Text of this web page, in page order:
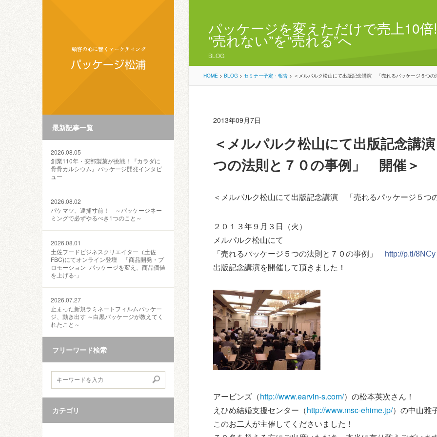
最新記事一覧
2026.08.05
創業110年・安部製菓が挑戦！『カラダに
骨骨カルシウム』パッケージ開発インタビ
ュー
2026.08.02
パケマツ、逮捕寸前！ ～パッケージネー
ミングで必ずやるべき1つのこと～
2026.08.01
土佐フードビジネスクリエイター（土佐
FBC)にてオンライン登壇 「商品開発・プ
ロモーション ‐パッケージを変え、商品価値
を上げる‐」
2026.07.27
止まった新規ラミネートフィルムパッケー
ジ、動き出す ～白黒パッケージが教えてく
れたこと～
フリーワード検索
カテゴリ
パッケージを変えただけで売上10
“売れない”を“売れる”へ
BLOG
HOME > BLOG > セミナー予定・報告 > ＜メルパルク松山にて出版記念講演 「売れるパッケージ５つ
2013年09月7日
＜メルパルク松山にて出版記念講
つの法則と７０の事例」 開催＞
＜メルパルク松山にて出版記念講演 「売れるパッケージ５
２０１３年９月３日（火）
メルパルク松山にて
「売れるパッケージ５つの法則と７０の事例」
http://p.tl/8NCy
出版記念講演を開催して頂きました！
アービンズ（http://www.earvin-s.com/）の松本英次さん！
えひめ結婚支援センター（http://www.msc-ehime.jp/）の中山雅
このお二人が主催してくださいました！